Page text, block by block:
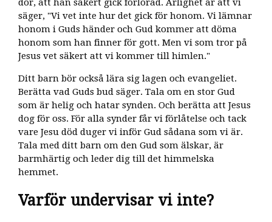
dör, att han säkert gick förlorad. Ärlighet är att vi
säger, "Vi vet inte hur det gick för honom. Vi lämnar
honom i Guds händer och Gud kommer att döma
honom som han finner för gott. Men vi som tror på
Jesus vet säkert att vi kommer till himlen."
Ditt barn bör också lära sig lagen och evangeliet.
Berätta vad Guds bud säger. Tala om en stor Gud
som är helig och hatar synden. Och berätta att Jesus
dog för oss. För alla synder får vi förlåtelse och tack
vare Jesu död duger vi inför Gud sådana som vi är.
Tala med ditt barn om den Gud som älskar, är
barmhärtig och leder dig till det himmelska
hemmet.
Varför undervisar vi inte?